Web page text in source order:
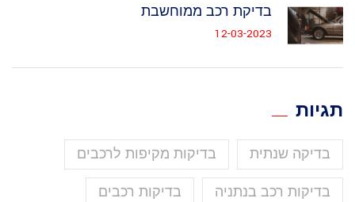
בדיקת רכב ממוחשבת
12-03-2023
תגיות
בדיקה שנתית בדיקות מקיפות לרכבים
בדיקות רכב בנתניה בדיקות רכבים